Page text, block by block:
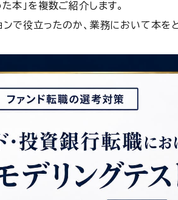
本」を複数ご紹介します。
ンで役立ったのか、業務において本を